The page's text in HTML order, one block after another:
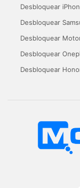
Desbloquear
Desbloquear
Desbloquear
Desbloquear
Desbloquear